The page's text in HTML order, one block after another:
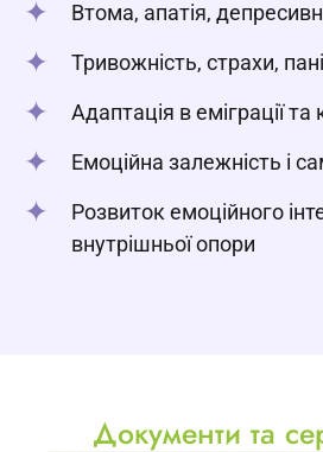
Втома, апатія,
Тривожність, страхи,
Адаптація в еміграції та
Емоційна залежність і
Розвиток емоційного
внутрішньої опори
Документи та